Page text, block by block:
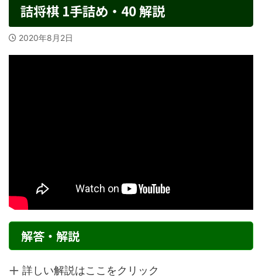
詰将棋 1手詰め・40 解説
2020年8月2日
解答・解説
詳しい解説はここをクリック